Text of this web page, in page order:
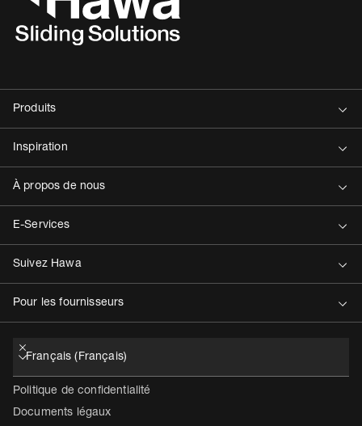
Politique de confidentialité
Documents légaux